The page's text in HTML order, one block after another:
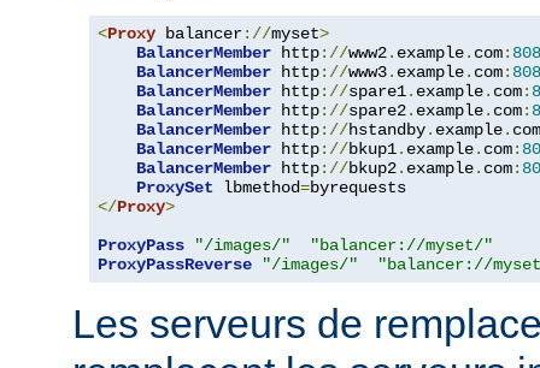
<Proxy balancer://myset>
BalancerMember http://www2. example. com:
BalancerMember http://www3. example. com:
BalancerMember http://spare1. example. com:
BalancerMember http://spare2. example. com:
BalancerMember http://hstandby. example. com
BalancerMember http://bkup1. example. com:
BalancerMember http://bkup2. example. com:
ProxySet lbmethod=
</Proxy>
ProxyPass
"/images/"
"balancer://myset/"
ProxyPassReverse
"/images/" "balancer://
Les serveurs de